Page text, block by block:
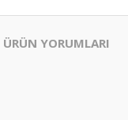
ÜRÜN YORUMLARI